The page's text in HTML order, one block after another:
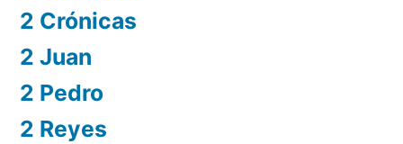
2 Crónicas
2 Juan
2 Pedro
2 Reyes